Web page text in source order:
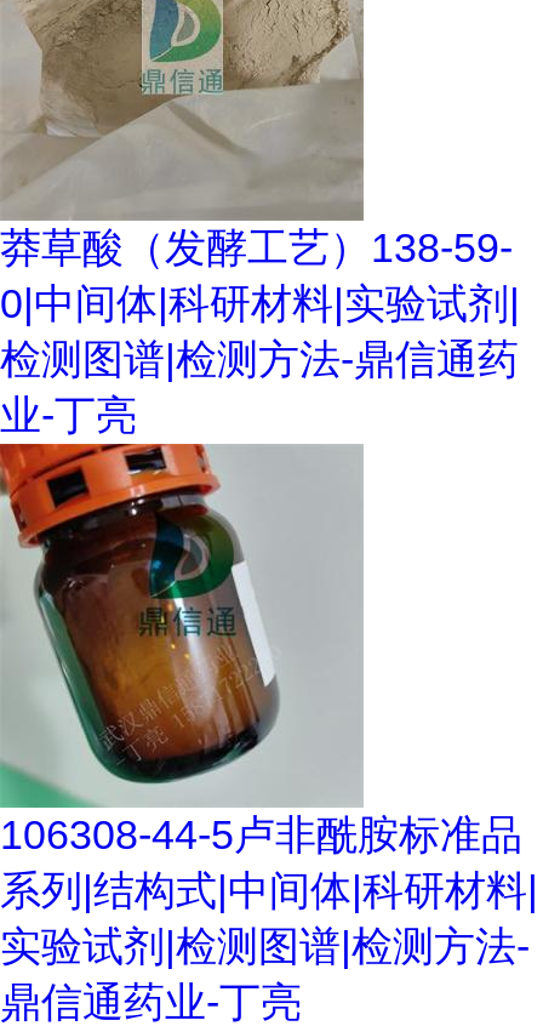
莽草酸（发酵工艺）138-59-
0|中间体|科研材料|实验试剂|
检测图谱|检测方法-鼎信通药
业-丁亮
106308-44-5卢非酰胺标准品
系列|结构式|中间体|科研材料|
实验试剂|检测图谱|检测方法-
鼎信通药业-丁亮